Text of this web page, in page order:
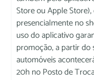
Store ou Apple
presencialmente no
uso do aplicativo
promoção, a partir do
automóveis
20h no Posto de